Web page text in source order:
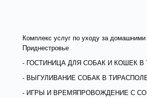
Комплекс услуг по уходу за
Приднестровье
- ГОСТИНИЦА ДЛЯ СОБАК И КОШЕК В
- ВЫГУЛИВАНИЕ СОБАК В
- ИГРЫ И ВРЕМЯПРОВОЖДЕНИЕ С